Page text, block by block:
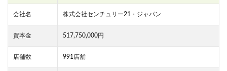
会社名 株式会社センチュリー21・ジャパン
資本金 517,750,000円
店舗数 991店舗